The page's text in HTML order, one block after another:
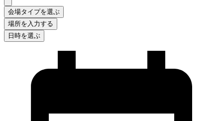
会場タイプを選ぶ
場所を入力する
日時を選ぶ